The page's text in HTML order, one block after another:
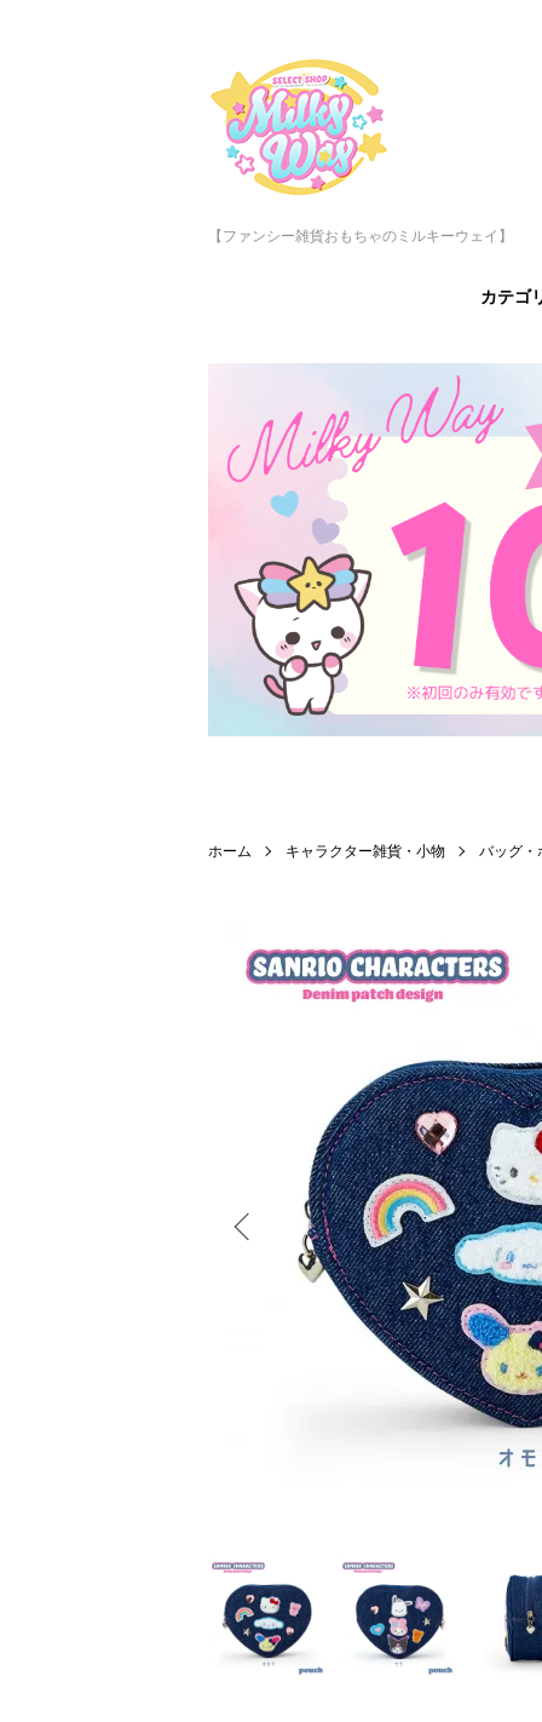
【ファンシー雑貨おもちゃのミルキーウェイ】
カテゴ
ホーム キャラクター雑貨・小物 バッグ・